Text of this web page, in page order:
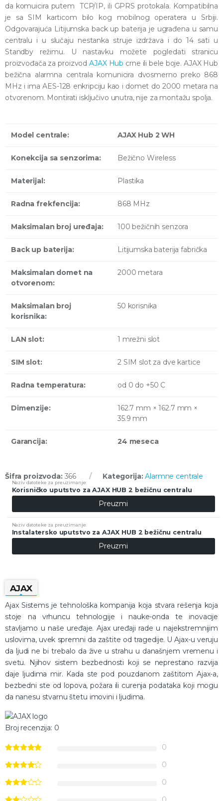
da komuicira putem TCP/IP, ili GPRS protokala. Kompatibilna
je sa SIM karticom bilo kog mobilnog operatera u Srbiji.
Odgovarajuća Litijumska back up baterija je ugrađena u samu
centralu i u slučaju nestanka struje izdržava i do 14 sati u
Standby režimu. U nastavku možete pogledati stranicu
proizvođača za proizvodAJAX Hub crne ili bele boje. AJAX Hub
bežična alarmna centrala komunicira dvosmerno preko 868
MHz i ima AES-128 enkripciju kao i domet do 2000 metara na
otvorenom. Montirati isključivo unutra, nije za montažu spolja.
Model centrale: AJAX Hub 2 WH
Konekcija sa senzorima: Bežično Wireless
Materijal: Plastika
Radna frekfencija: 868 MHz
Maksimalan broj uređaja: 100 bežičnih senzora
Back up baterija: Litijumska baterija fabrička
Maksimalan domet na
otvorenom:
2000 metara
Maksimalan broj
korisnika:
50 korisnika
LAN slot: 1 mrežni slot
SIM slot: 2 SIM slot za dve kartice
Radna temperatura: od 0 do +50 C
Dimenzije:
162.7 mm × 162.7 mm ×
35.9 mm
Garancija: 24 meseca
Šifra proizvoda: 366 Kategorija:Alarmne centrale
Korisničko uputstvo za AJAX HUB 2 bežičnu centralu
Preuzmi
Instalatersko uputstvo za AJAX HUB 2 bežičnu centralu
Preuzmi
AJAX
Ajax Sistems je tehnološka kompanija koja stvara rešenja koja
stoje na vrhuncu tehnologije i nauke-onda te inovacije
stavljamo u naše uređaje. Ajax uređaji rade u najekstremnijim
uslovima, uvek spremni da zaštite od tragedije. U Ajax-u veruju
da ljudi ne bi trebalo da žive u strahu u današnjem vremenu i
svetu. Njihov sistem bezbednosti koji se neprestano razvija
daje ljudima mir. Kada ste pod pouzdanom zaštitom Ajax-a,
bezbedni ste od lopova, požara ili curenja podataka koji mogu
da nanesu stvarnu štetu imovini i ljudima.
Broj recenzija: 0
0
0
0